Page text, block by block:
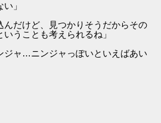
」
んだけど、見つかりそうだからその
うことも考えられるね」
ャ…ニンジャっぽいといえばあい